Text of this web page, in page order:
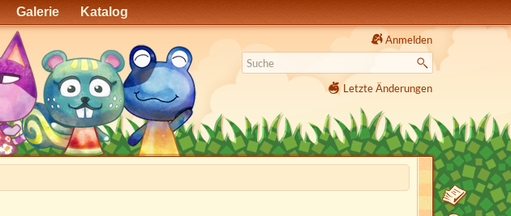
Galerie Katalog
Anmelden
Letzte Änderungen